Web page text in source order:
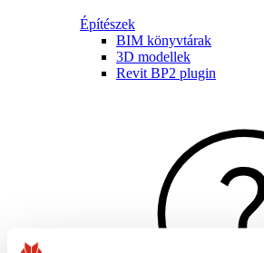
Építészek
BIM könyvtárak
3D modellek
Revit BP2 plugin